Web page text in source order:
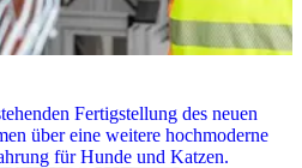
Fertigstellung des neuen
über eine weitere hochmoderne
für Hunde und Katzen.